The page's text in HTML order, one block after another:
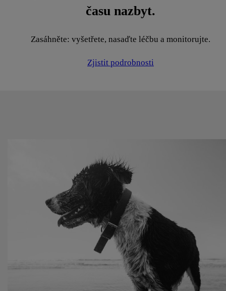
času nazbyt.
Zasáhněte: vyšetřete, nasaďte léčbu a monitorujte.
Zjistit podrobnosti